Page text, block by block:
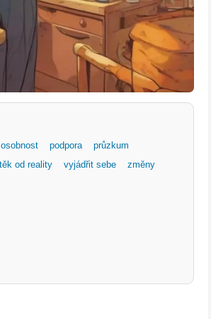
osobnost podpora
průzkum
od reality vyjádřit sebe změny